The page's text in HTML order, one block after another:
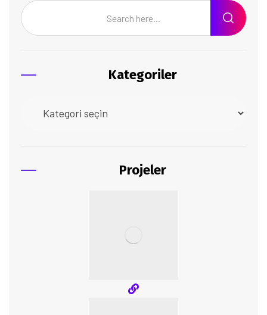
Kategoriler
Projeler